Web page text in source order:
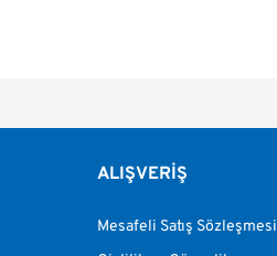
ALIŞVERİŞ
Mesafeli Satış Sözleşmesi